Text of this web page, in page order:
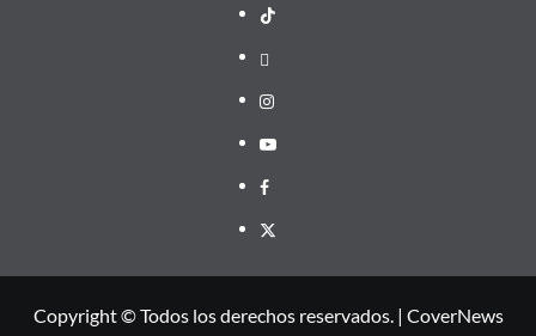
TikTok
threads
Instagram
Youtube
Facebook
X
Copyright © Todos los derechos reservados. | CoverNews